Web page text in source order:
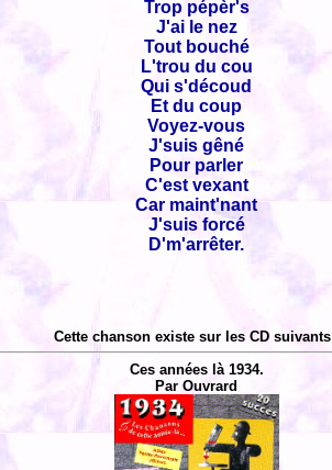
Trop pépèr's
J'ai le nez
Tout bouché
L'trou du cou
Qui s'découd
Et du coup
Voyez-vous
J'suis gêné
Pour parler
C'est vexant
Car maint'nant
J'suis forcé
D'm'arrêter.
Cette chanson existe sur les CD
Ces années là 1934.
Par Ouvrard